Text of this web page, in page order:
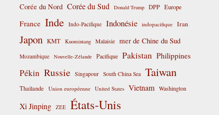
Corée du Nord Corée du Sud Donald Trump DPP Europe
France Inde Indo-Pacifique Indonésie indopacifique Iran
Japon KMT Kuomintang Malaisie mer de Chine du Sud
Mozambique Nouvelle-Zélande Pacifique Pakistan Philippines
Pékin Russie Singapour South China Sea Taiwan
Thaïlande Union européenne United States Vietnam Washington
Xi Jinping ZEE États-Unis